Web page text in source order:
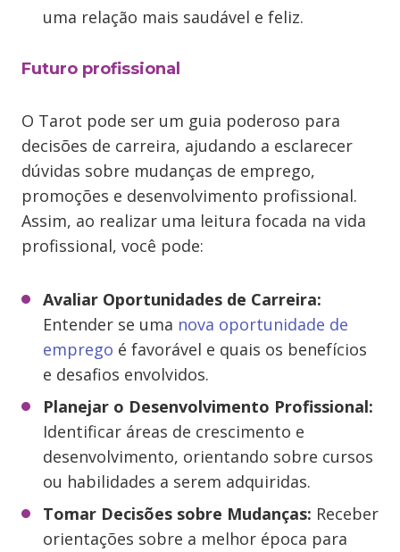
uma relação mais saudável e feliz.
Futuro profissional
O Tarot pode ser um guia poderoso para
decisões de carreira, ajudando a esclarecer
dúvidas sobre mudanças de emprego,
promoções e desenvolvimento profissional.
Assim, ao realizar uma leitura focada na vida
profissional, você pode:
Avaliar Oportunidades de Carreira:
Entender se uma nova oportunidade de
emprego é favorável e quais os benefícios
e desafios envolvidos.
Planejar o Desenvolvimento Profissional:
Identificar áreas de crescimento e
desenvolvimento, orientando sobre cursos
ou habilidades a serem adquiridas.
Tomar Decisões sobre Mudanças: Receber
orientações sobre a melhor época para